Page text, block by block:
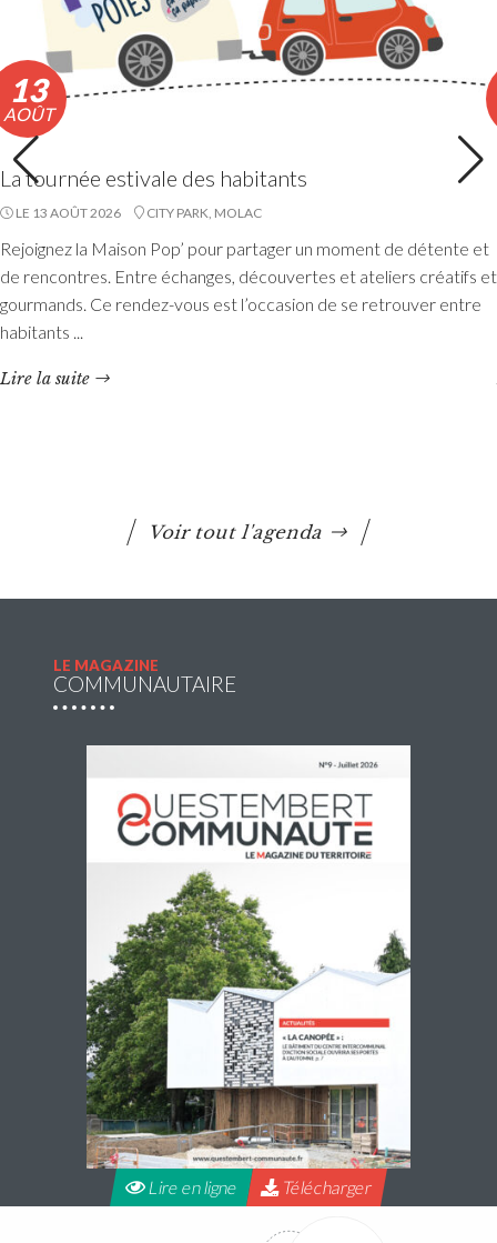
Etang du Moulin Neuf : baignade interdite
La baignade est interdite ainsi que certaines activités
nautiques. La consommation de poissons pêchés est
Accueils de loisirs : Ouverture des
réservations des mercredis de septembre à
décembre 2026
Les réservations des mercredis aux accueils de loisirs de
La Maison Pop’, pour la période de septembre à
décembre 2026, sont ouvertes à partir du 20 juillet 2026
Lire la suite
13
AOÛT
La tournée estivale des habitants
LE 13 AOÛT 2026 CITY PARK, MOLAC
Rejoignez la Maison Pop’ pour partager un moment de détente et
de rencontres. Entre échanges, découvertes et ateliers créatifs et
gourmands. Ce rendez-vous est l’occasion de se retrouver entre
habitants ...
Lire la suite
Voir tout l'agenda
LE MAGAZINE
COMMUNAUTAIRE
Lire en ligne Télécharger